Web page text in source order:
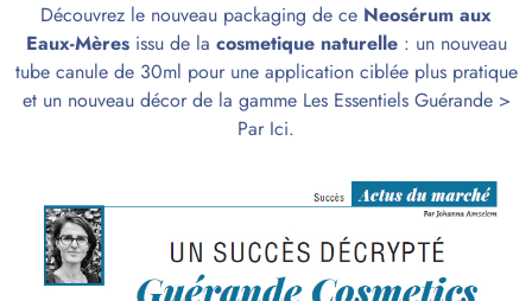
Découvrez le nouveau packaging de ce Neosérum aux
Eaux-Mèresissu de la cosmetique naturelle: un nouveau
tube canule de 30ml pour une application ciblée plus pratique
et un nouveau décor de la gamme Les Essentiels Guérande>
Par Ici.